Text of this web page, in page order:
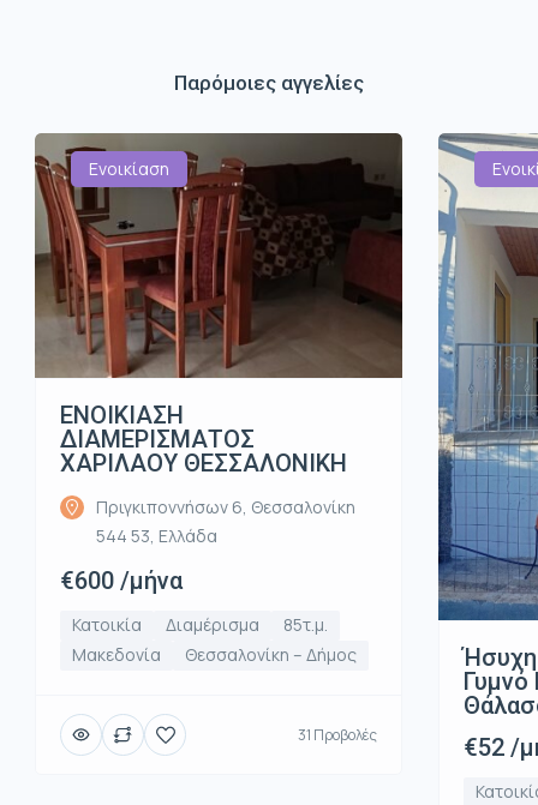
Παρόμοιες αγγελίες
Ενοικίαση
ΕΝΟΙΚΙΑΣΗ
ΔΙΑΜΕΡΙΣΜΑΤΟΣ
ΧΑΡΙΛΑΟΥ ΘΕΣΣΑΛΟΝΙΚΗ
Πριγκιποννήσων 6, Θεσσαλονίκη
544 53, Ελλάδα
€600 /μήνα
Κατοικία Διαμέρισμα
85τ.μ.
Μακεδονία
Θεσσαλονίκη – Δήμος
31 Προβολές
Γυμνό
€52 /